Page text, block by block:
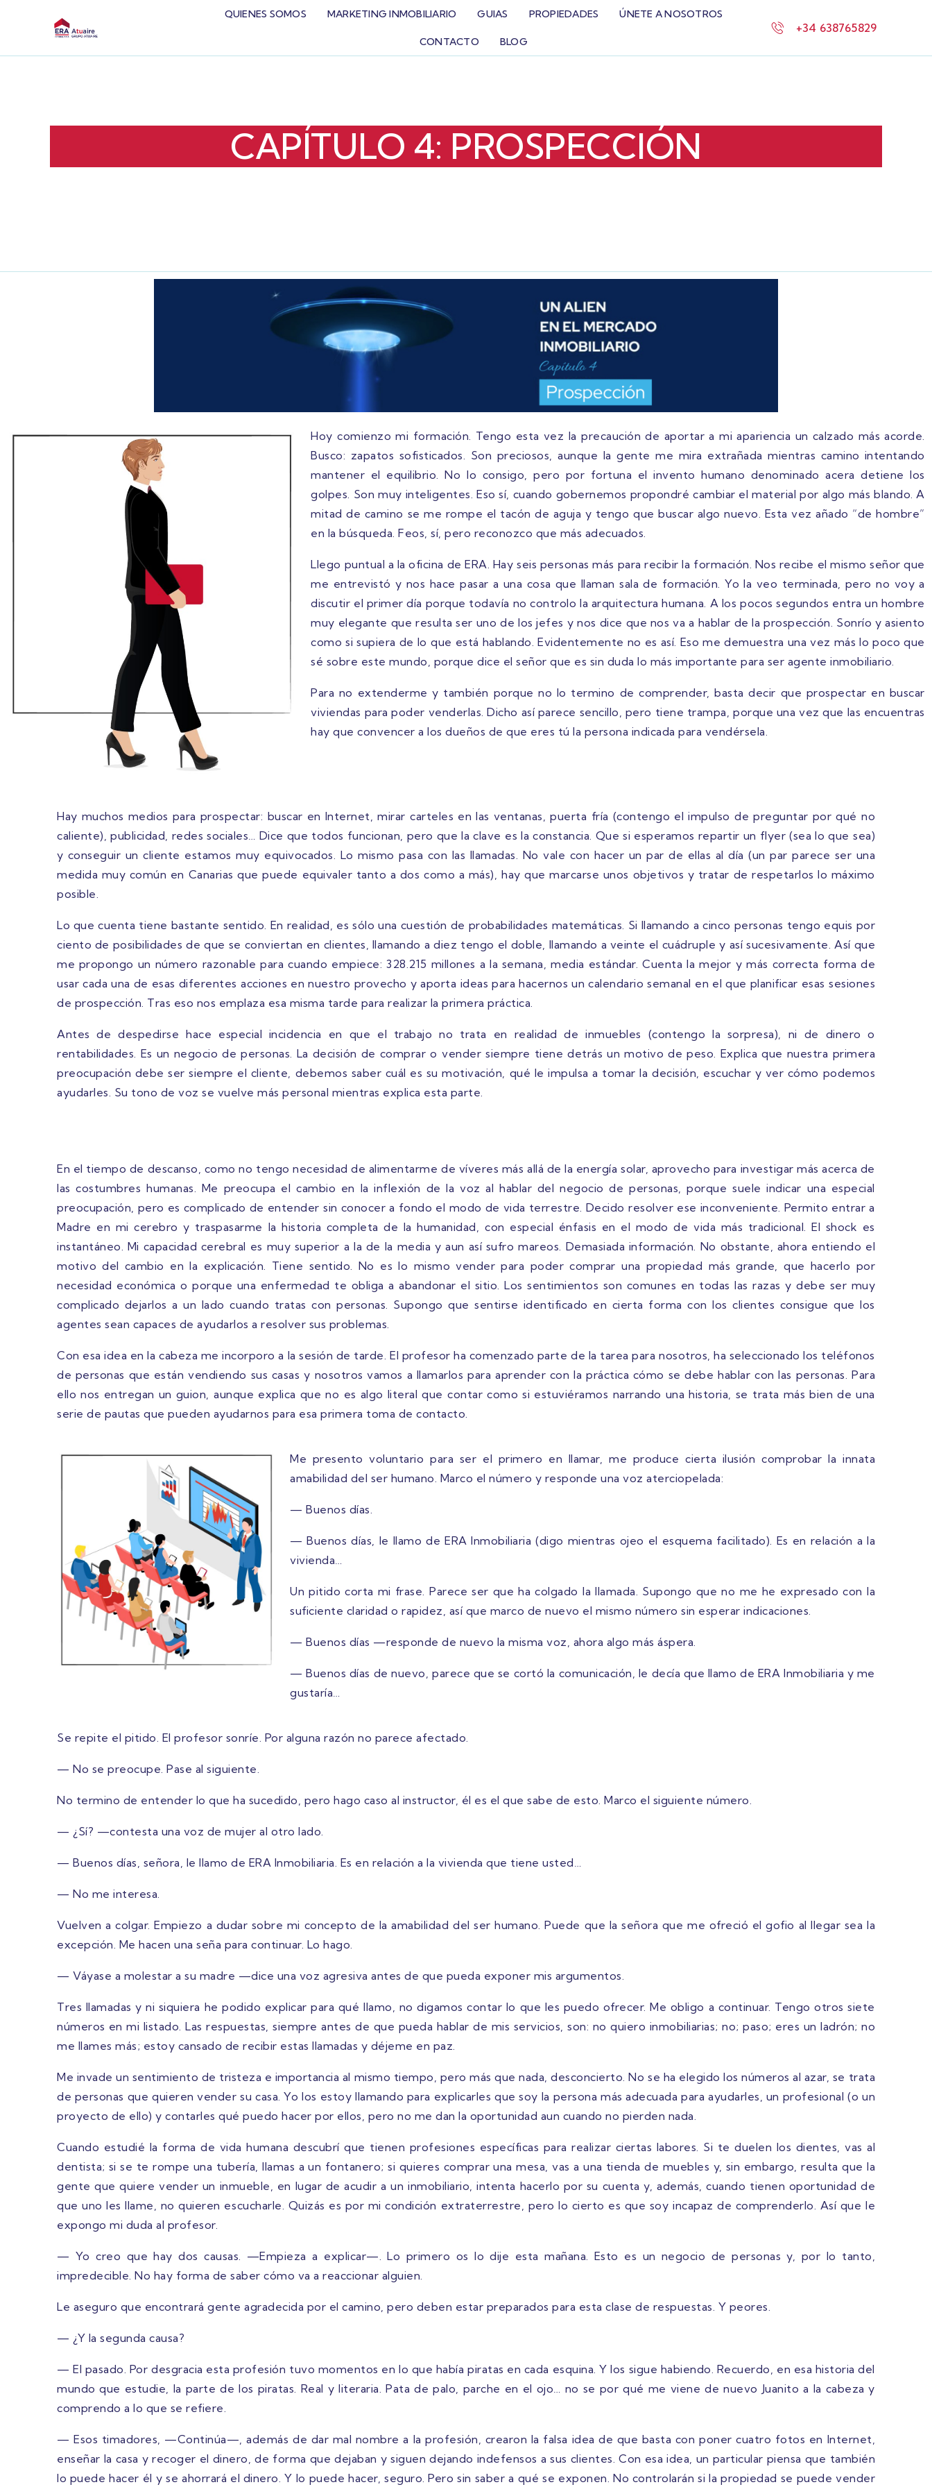
QUIENES SOMOS MARKETING INMOBILIARIO GUIAS PROPIEDADES ÚNETE A NOSOTROS
CONTACTO BLOG
+34 638765829
CAPÍTULO 4: PROSPECCIÓN
Hoy comienzo mi formación. Tengo esta vez la precaución de aportar a mi apariencia un calzado más acorde.
Busco: zapatos sofisticados. Son preciosos, aunque la gente me mira extrañada mientras camino intentando
mantener el equilibrio. No lo consigo, pero por fortuna el invento humano denominado acera detiene los
golpes. Son muy inteligentes. Eso sí, cuando gobernemos propondré cambiar el material por algo más blando. A
mitad de camino se me rompe el tacón de aguja y tengo que buscar algo nuevo. Esta vez añado “de hombre”
en la búsqueda. Feos, sí, pero reconozco que más adecuados.
Llego puntual a la oficina de ERA. Hay seis personas más para recibir la formación. Nos recibe el mismo señor que
me entrevistó y nos hace pasar a una cosa que llaman sala de formación. Yo la veo terminada, pero no voy a
discutir el primer día porque todavía no controlo la arquitectura humana. A los pocos segundos entra un hombre
muy elegante que resulta ser uno de los jefes y nos dice que nos va a hablar de la prospección. Sonrío y asiento
como si supiera de lo que está hablando. Evidentemente no es así. Eso me demuestra una vez más lo poco que
sé sobre este mundo, porque dice el señor que es sin duda lo más importante para ser agente inmobiliario.
Para no extenderme y también porque no lo termino de comprender, basta decir que prospectar en buscar
viviendas para poder venderlas. Dicho así parece sencillo, pero tiene trampa, porque una vez que las encuentras
hay que convencer a los dueños de que eres tú la persona indicada para vendérsela.
Hay muchos medios para prospectar: buscar en Internet, mirar carteles en las ventanas, puerta fría (contengo el impulso de preguntar por qué no
caliente), publicidad, redes sociales… Dice que todos funcionan, pero que la clave es la constancia. Que si esperamos repartir un flyer (sea lo que sea)
y conseguir un cliente estamos muy equivocados. Lo mismo pasa con las llamadas. No vale con hacer un par de ellas al día (un par parece ser una
medida muy común en Canarias que puede equivaler tanto a dos como a más), hay que marcarse unos objetivos y tratar de respetarlos lo máximo
posible.
Lo que cuenta tiene bastante sentido. En realidad, es sólo una cuestión de probabilidades matemáticas. Si llamando a cinco personas tengo equis por
ciento de posibilidades de que se conviertan en clientes, llamando a diez tengo el doble, llamando a veinte el cuádruple y así sucesivamente. Así que
me propongo un número razonable para cuando empiece: 328.215 millones a la semana, media estándar. Cuenta la mejor y más correcta forma de
usar cada una de esas diferentes acciones en nuestro provecho y aporta ideas para hacernos un calendario semanal en el que planificar esas sesiones
de prospección. Tras eso nos emplaza esa misma tarde para realizar la primera práctica.
Antes de despedirse hace especial incidencia en que el trabajo no trata en realidad de inmuebles (contengo la sorpresa), ni de dinero o
rentabilidades. Es un negocio de personas. La decisión de comprar o vender siempre tiene detrás un motivo de peso. Explica que nuestra primera
preocupación debe ser siempre el cliente, debemos saber cuál es su motivación, qué le impulsa a tomar la decisión, escuchar y ver cómo podemos
ayudarles. Su tono de voz se vuelve más personal mientras explica esta parte.
En el tiempo de descanso, como no tengo necesidad de alimentarme de víveres más allá de la energía solar, aprovecho para investigar más acerca de
las costumbres humanas. Me preocupa el cambio en la inflexión de la voz al hablar del negocio de personas, porque suele indicar una especial
preocupación, pero es complicado de entender sin conocer a fondo el modo de vida terrestre. Decido resolver ese inconveniente. Permito entrar a
Madre en mi cerebro y traspasarme la historia completa de la humanidad, con especial énfasis en el modo de vida más tradicional. El shock es
instantáneo. Mi capacidad cerebral es muy superior a la de la media y aun así sufro mareos. Demasiada información. No obstante, ahora entiendo el
motivo del cambio en la explicación. Tiene sentido. No es lo mismo vender para poder comprar una propiedad más grande, que hacerlo por
necesidad económica o porque una enfermedad te obliga a abandonar el sitio. Los sentimientos son comunes en todas las razas y debe ser muy
complicado dejarlos a un lado cuando tratas con personas. Supongo que sentirse identificado en cierta forma con los clientes consigue que los
agentes sean capaces de ayudarlos a resolver sus problemas.
Con esa idea en la cabeza me incorporo a la sesión de tarde. El profesor ha comenzado parte de la tarea para nosotros, ha seleccionado los teléfonos
de personas que están vendiendo sus casas y nosotros vamos a llamarlos para aprender con la práctica cómo se debe hablar con las personas. Para
ello nos entregan un guion, aunque explica que no es algo literal que contar como si estuviéramos narrando una historia, se trata más bien de una
serie de pautas que pueden ayudarnos para esa primera toma de contacto.
Me presento voluntario para ser el primero en llamar, me produce cierta ilusión comprobar la innata
amabilidad del ser humano. Marco el número y responde una voz aterciopelada:
— Buenos días.
— Buenos días, le llamo de ERA Inmobiliaria (digo mientras ojeo el esquema facilitado). Es en relación a la
vivienda…
Un pitido corta mi frase. Parece ser que ha colgado la llamada. Supongo que no me he expresado con la
suficiente claridad o rapidez, así que marco de nuevo el mismo número sin esperar indicaciones.
— Buenos días —responde de nuevo la misma voz, ahora algo más áspera.
— Buenos días de nuevo, parece que se cortó la comunicación, le decía que llamo de ERA Inmobiliaria y me
gustaría…
Se repite el pitido. El profesor sonríe. Por alguna razón no parece afectado.
— No se preocupe. Pase al siguiente.
No termino de entender lo que ha sucedido, pero hago caso al instructor, él es el que sabe de esto. Marco el siguiente número.
— ¿Sí? —contesta una voz de mujer al otro lado.
— Buenos días, señora, le llamo de ERA Inmobiliaria. Es en relación a la vivienda que tiene usted…
— No me interesa.
Vuelven a colgar. Empiezo a dudar sobre mi concepto de la amabilidad del ser humano. Puede que la señora que me ofreció el gofio al llegar sea la
excepción. Me hacen una seña para continuar. Lo hago.
— Váyase a molestar a su madre —dice una voz agresiva antes de que pueda exponer mis argumentos.
Tres llamadas y ni siquiera he podido explicar para qué llamo, no digamos contar lo que les puedo ofrecer. Me obligo a continuar. Tengo otros siete
números en mi listado. Las respuestas, siempre antes de que pueda hablar de mis servicios, son: no quiero inmobiliarias; no; paso; eres un ladrón; no
me llames más; estoy cansado de recibir estas llamadas y déjeme en paz.
Me invade un sentimiento de tristeza e importancia al mismo tiempo, pero más que nada, desconcierto. No se ha elegido los números al azar, se trata
de personas que quieren vender su casa. Yo los estoy llamando para explicarles que soy la persona más adecuada para ayudarles, un profesional (o un
proyecto de ello) y contarles qué puedo hacer por ellos, pero no me dan la oportunidad aun cuando no pierden nada.
Cuando estudié la forma de vida humana descubrí que tienen profesiones específicas para realizar ciertas labores. Si te duelen los dientes, vas al
dentista; si se te rompe una tubería, llamas a un fontanero; si quieres comprar una mesa, vas a una tienda de muebles y, sin embargo, resulta que la
gente que quiere vender un inmueble, en lugar de acudir a un inmobiliario, intenta hacerlo por su cuenta y, además, cuando tienen oportunidad de
que uno les llame, no quieren escucharle. Quizás es por mi condición extraterrestre, pero lo cierto es que soy incapaz de comprenderlo. Así que le
expongo mi duda al profesor.
— Yo creo que hay dos causas. —Empieza a explicar—. Lo primero os lo dije esta mañana. Esto es un negocio de personas y, por lo tanto,
impredecible. No hay forma de saber cómo va a reaccionar alguien.
Le aseguro que encontrará gente agradecida por el camino, pero deben estar preparados para esta clase de respuestas. Y peores.
— ¿Y la segunda causa?
— El pasado. Por desgracia esta profesión tuvo momentos en lo que había piratas en cada esquina. Y los sigue habiendo. Recuerdo, en esa historia del
mundo que estudie, la parte de los piratas. Real y literaria. Pata de palo, parche en el ojo… no se por qué me viene de nuevo Juanito a la cabeza y
comprendo a lo que se refiere.
— Esos timadores, —Continúa—, además de dar mal nombre a la profesión, crearon la falsa idea de que basta con poner cuatro fotos en Internet,
enseñar la casa y recoger el dinero, de forma que dejaban y siguen dejando indefensos a sus clientes. Con esa idea, un particular piensa que también
lo puede hacer él y se ahorrará el dinero. Y lo puede hacer, seguro. Pero sin saber a qué se exponen. No controlarán si la propiedad se puede vender